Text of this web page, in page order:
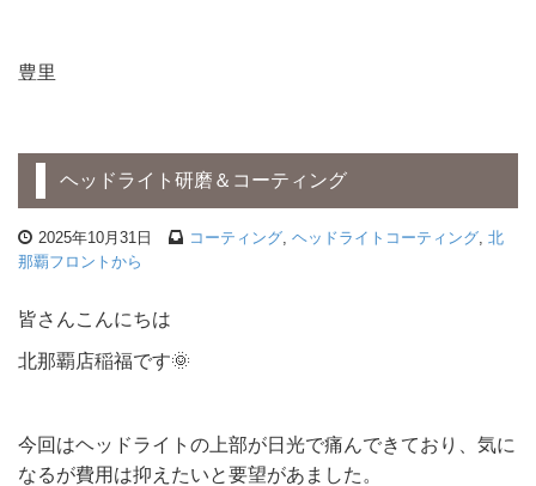
豊里
ヘッドライト研磨＆コーティング
2025年10月31日 コーティング ヘッドライトコーティング 北
那覇フロントから
皆さんこんにちは
北那覇店稲福です🌞
今回はヘッドライトの上部が日光で痛んできており、気に
なるが費用は抑えたいと要望があました。